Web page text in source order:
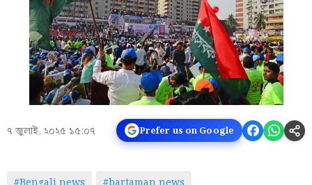
৭ জুলাই, ২০২৫ ১৫:০৭ Prefer us on Google